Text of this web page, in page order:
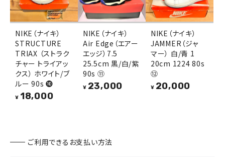
NIKE（ナイキ）
STRUCTURE
TRIAX （ストラク
チャー トライアッ
クス） ホワイト/ブ
ルー 90s ❿
¥ 18,000
NIKE（ナイキ）
Air Edge（エアー
エッジ）7.5
25.5cm 黒/白/紫
90s ⑪
¥ 23,000
NIKE（ナイキ）
JAMMER（ジャ
マー） 白/青 1
20cm 1224 80s
⑫
¥ 20,000
ご利用できるお支払い方法